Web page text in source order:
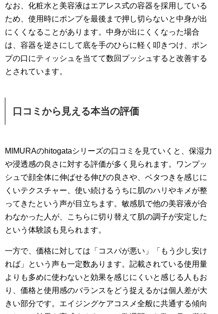
なお、化粧水と美容液はエアレス式の容器を採用している
ため、使用時にポンプを最後まで押し切らないと中身が出
にくくなることがあります。中身が出にくくなった場合
は、容器を逆さにして底を手のひらに軽く叩きつけ、ポン
プの口にティッシュを当てて数回プッシュすると改善する
とされています。
口コミから見える本当の評価
MIMURAのhitogataシリーズの口コミを見ていくと、保湿力
や浸透感の良さに対する評価が多く見られます。ワンプッ
シュで顔全体に伸ばせる伸びの良さや、ベタつきを感じに
くいテクスチャー、使い続けるうちに肌のハリやキメが整
ってきたという声が目立ちます。敏感肌で他の美容液が合
わなかった人が、こちらに切り替えて肌の調子が安定した
という体験談も見られます。
一方で、価格に対しては「コスパが悪い」「もう少し安け
れば」という声も一定数あります。記載されている使用量
よりも多めに使わないと効果を感じにくいと感じる人もお
り、価格と使用感のバランスをどう捉えるかは個人差が大
きい部分です。エイジングケアコスメ全般に共通する傾向